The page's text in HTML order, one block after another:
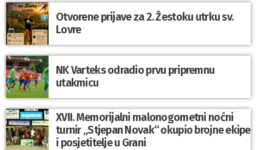
Otvorene prijave za 2. Žestoku utrku sv.
Lovre
NK Varteks odradio prvu pripremnu
utakmicu
XVII. Memorijalni malonogometni noćni
turnir „Stjepan Novak“ okupio brojne ekipe
i posjetitelje u Grani